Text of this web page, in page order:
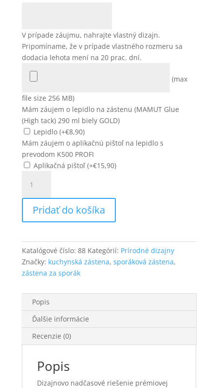
V prípade záujmu, nahrajte vlastný dizajn.
Pripomíname, že v prípade vlastného rozmeru sa
dodacia lehota mení na 20 prac. dní.
(max
file size 256 MB)
Mám záujem o lepidlo na zástenu (MAMUT Glue
(High tack) 290 ml biely GOLD)
Lepidlo (+€8,90)
Mám záujem o aplikačnú pištoľ na lepidlo s
prevodom K500 PROFI
Aplikačná pištoľ (+€15,90)
Zástena
za
sporák,
motív
Pridať do košíka
Katalógové číslo: 88 Kategórií: Prírodné dizajny
Značky: kuchynská zástena, sporáková zástena,
zástena za sporák
Popis
Ďalšie informácie
Recenzie (0)
Popis
Dizajnovo nadčasové riešenie prémiovej